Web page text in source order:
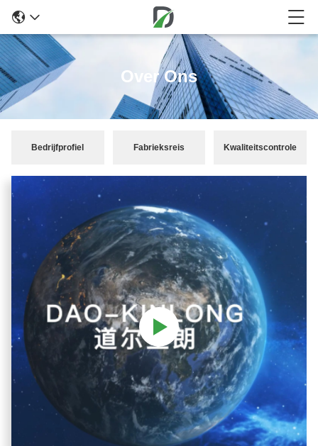
Over Ons
Bedrijfprofiel Fabrieksreis Kwaliteitscontrole